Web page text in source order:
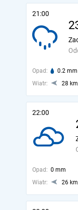
21:00
Opad: 0.2 mm
Wiatr:
28
22:00
Opad: 0 mm
Wiatr:
26